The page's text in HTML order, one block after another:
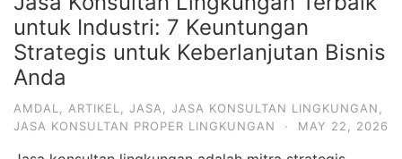
untuk Industri: 7 Keuntungan
Strategis untuk Keberlanjutan Bisnis
Anda
AMDAL ARTIKEL JASA JASA KONSULTAN LINGKUNGAN
JASA KONSULTAN PROPER LINGKUNGAN
· MAY 22, 2026